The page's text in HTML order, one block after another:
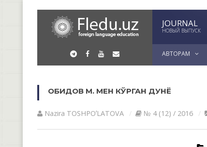
JOURNAL
НОВЫЙ ВЫПУСК
АВТОРАМ
ОБИДОВ М. МЕН КЎРГАН ДУНЁ
Nazira TOSHPOʼLАTOVА № 4 (12) / 2016